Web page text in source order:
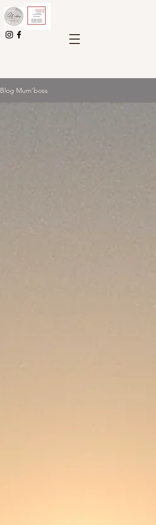
Blog Mum'boss